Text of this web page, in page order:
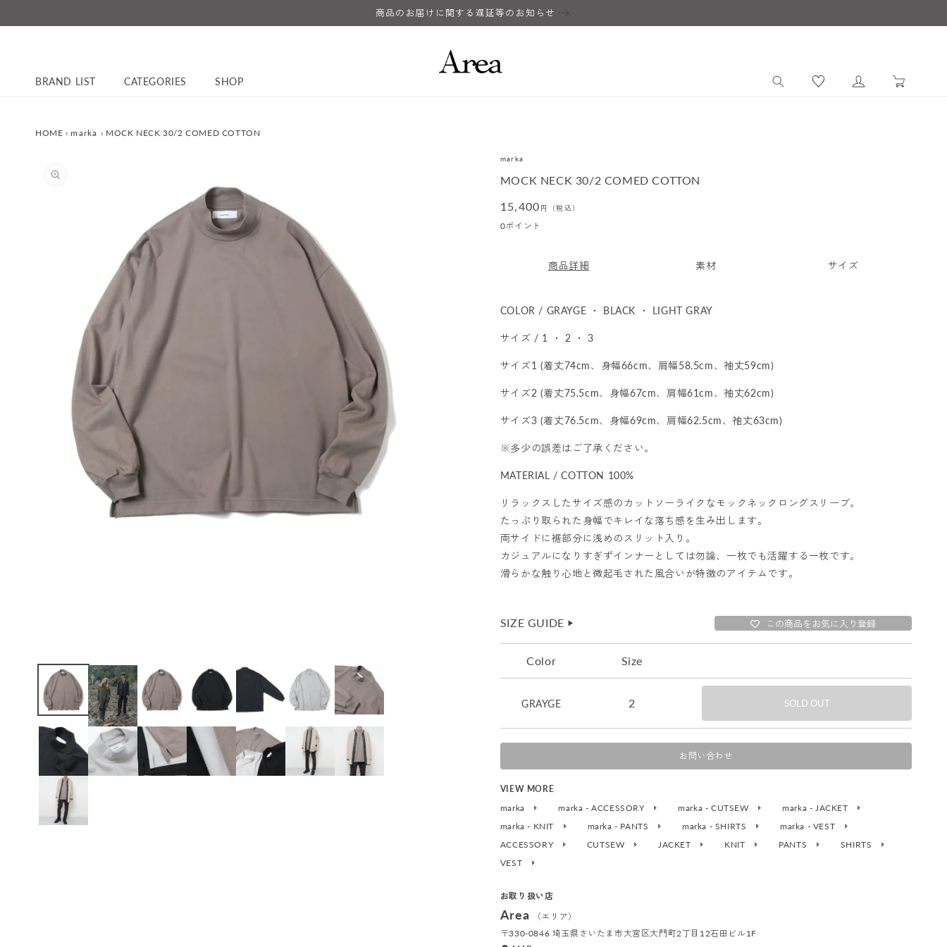
進む
商品のお届けに関する遅延等のお知らせ
BRAND LIST CATEGORIES SHOP
イ
ー
HOME › marka › MOCK NECK 30/2 COMED COTTON
marka
MOCK NECK 30/2 COMED COTTON
通
常
15,400 円（税込）
0ポイント
商品詳細 素材 サイズ
COLOR / GRAYGE ・ BLACK ・ LIGHT GRAY
サイズ / 1 ・ 2 ・ 3
サイズ1 (着丈74cm、身幅66cm、肩幅58.5cm、袖丈59cm)
サイズ2 (着丈75.5cm、身幅67cm、肩幅61cm、袖丈62cm)
サイズ3 (着丈76.5cm、身幅69cm、肩幅62.5cm、袖丈63cm)
※多少の誤差はご了承ください。
MATERIAL / COTTON 100%
リラックスしたサイズ感のカットソーライクなモックネックロングスリーブ。
たっぷり取られた身幅でキレイな落ち感を生み出します。
両サイドに裾部分に浅めのスリット入り。
カジュアルになりすぎずインナーとしては勿論、一枚でも活躍する一枚です。
滑らかな触り心地と微起毛された風合いが特徴のアイテムです。
SIZE GUIDE ▶︎ この商品をお気に入り登録
Color Size
GRAYGE 2 SOLD OUT
お問い合わせ
VIEW MORE
marka
marka - ACCESSORY marka - CUTSEW
marka - JACKET
marka - KNIT
marka - PANTS marka - SHIRTS
marka - VEST
ACCESSORY
CUTSEW JACKET KNIT PANTS
SHIRTS
VEST
お取り扱い店
Area
（エリア）
〒330-0846 埼玉県さいたま市大宮区大門町2丁目12石田ビル1F